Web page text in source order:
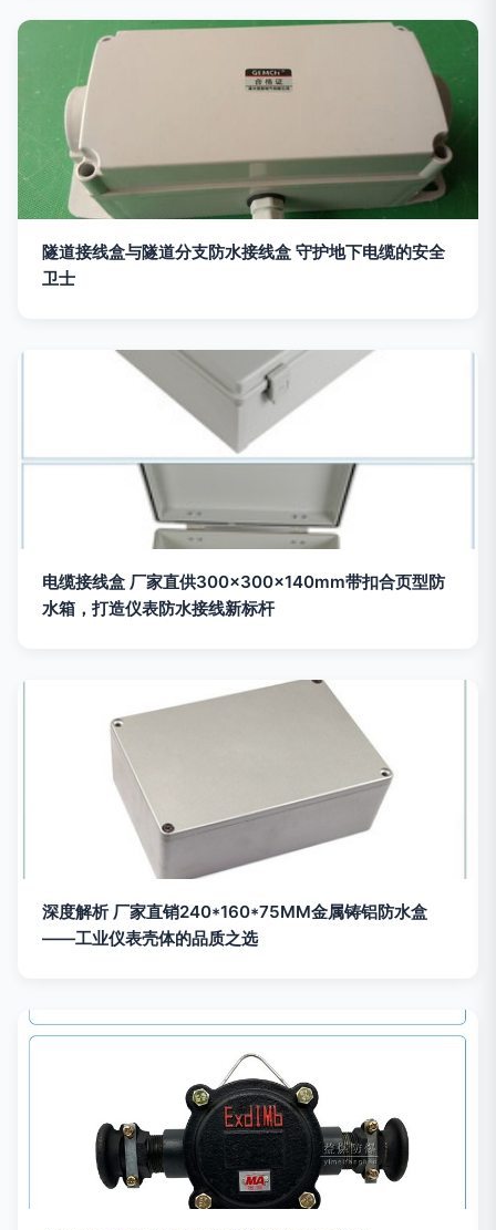
隧道接线盒与隧道分支防水接线盒 守护地下电缆的安全
卫士
电缆接线盒 厂家直供300×300×140mm带扣合页型防
水箱，打造仪表防水接线新标杆
深度解析 厂家直销240*160*75MM金属铸铝防水盒
——工业仪表壳体的品质之选